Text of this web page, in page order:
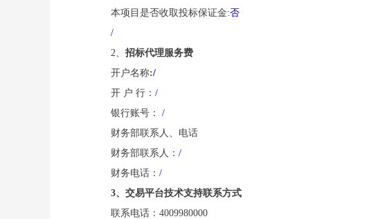
本项目是否收取投标保证金:否
/
2、 招标代理服务费
开户名称:/
开 户 行： /
银行账号：
/
财务部联系人、电话
财务部联系人： /
财务电话： /
3、交易平台技术支持联系方式
联系电话： 4009980000